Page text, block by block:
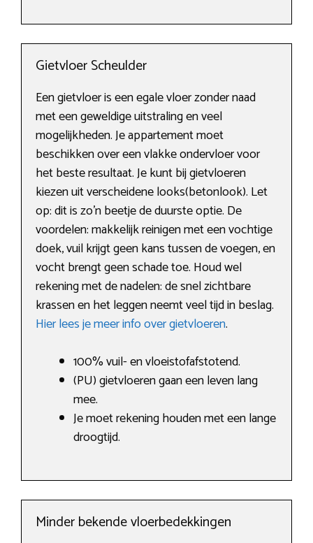
Gietvloer Scheulder
Een gietvloer is een egale vloer zonder naad
met een geweldige uitstraling en veel
mogelijkheden. Je appartement moet
beschikken over een vlakke ondervloer voor
het beste resultaat. Je kunt bij gietvloeren
kiezen uit verscheidene looks(betonlook). Let
op: dit is zo’n beetje de duurste optie. De
voordelen: makkelijk reinigen met een vochtige
doek, vuil krijgt geen kans tussen de voegen, en
vocht brengt geen schade toe. Houd wel
rekening met de nadelen: de snel zichtbare
krassen en het leggen neemt veel tijd in beslag.
Hier lees je meer info over gietvloeren.
100% vuil- en vloeistofafstotend.
(PU) gietvloeren gaan een leven lang
mee.
Je moet rekening houden met een lange
droogtijd.
Minder bekende vloerbedekkingen